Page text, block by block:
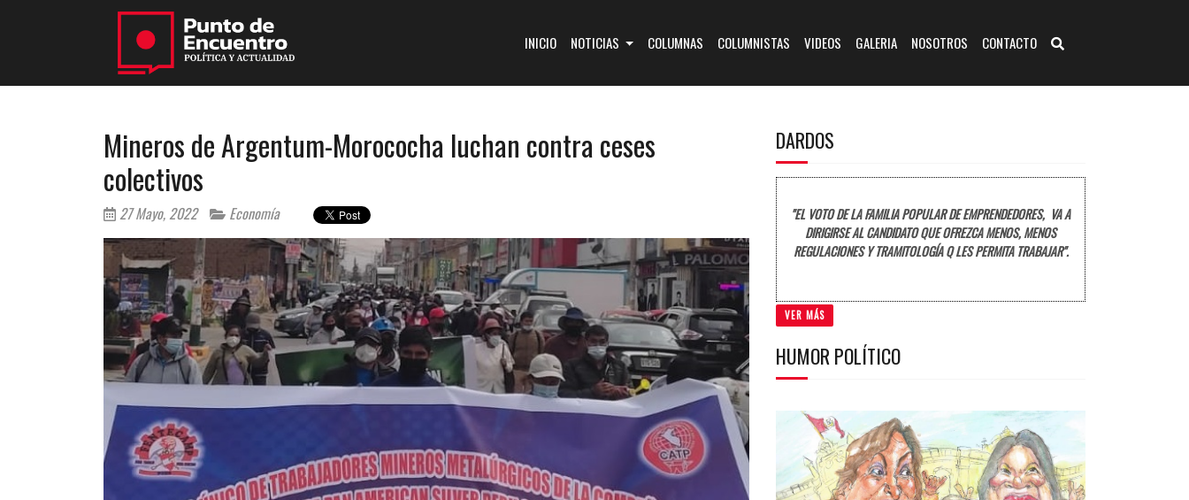
INICIO(CURRENT)
NOTICIAS COLUMNAS COLUMNISTAS VIDEOS GALERIA NOSOTROS CONTACTO
Mineros de Argentum-Morococha luchan contra ceses
colectivos
27 Mayo, 2022 Economía
DARDOS
"EL VOTO DE LA FAMILIA POPULAR DE EMPRENDEDORES, VA A
DIRIGIRSE AL CANDIDATO QUE OFREZCA MENOS, MENOS
REGULACIONES Y TRAMITOLOGÍA Q LES PERMITA TRABAJAR".
VER MÁS
HUMOR POLÍTICO